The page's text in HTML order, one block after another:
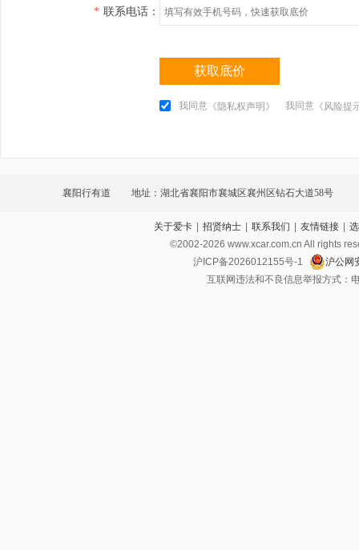
* 联系电话：
获取底价
我同意 《隐私权声明》 我同意 《风险提
襄阳行有道 地址：湖北省襄阳市襄城区襄州区钻石大道58号
关于爱卡 | 招贤纳士 | 联系我们 | 友情链接 |
©2002-2026 www.xcar.com.cn All rights
沪ICP备2026012155号-1
沪公网
互联网违法和不良信息举报方式：